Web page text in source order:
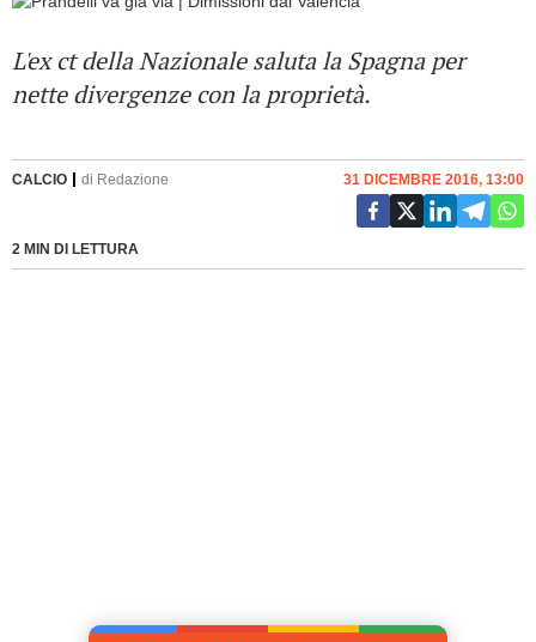
L'ex ct della Nazionale saluta la Spagna per
nette divergenze con la proprietà.
CALCIO di Redazione
2 MIN DI LETTURA
31 DICEMBRE 2016, 13:00